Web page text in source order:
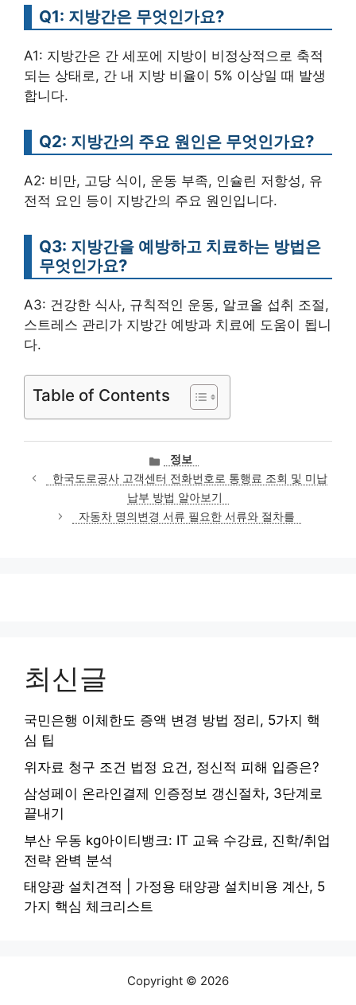
Q1: 지방간은 무엇인가요?
A1: 지방간은 간 세포에 지방이 비정상적으로 축적
되는 상태로, 간 내 지방 비율이 5% 이상일 때 발생
합니다.
Q2: 지방간의 주요 원인은 무엇인가요?
A2: 비만, 고당 식이, 운동 부족, 인슐린 저항성, 유
전적 요인 등이 지방간의 주요 원인입니다.
Q3: 지방간을 예방하고 치료하는 방법은
무엇인가요?
A3: 건강한 식사, 규칙적인 운동, 알코올 섭취 조절,
스트레스 관리가 지방간 예방과 치료에 도움이 됩니
다.
Table of Contents
카
테
고
리
정보
한국도로공사 고객센터 전화번호로 통행료 조회 및 미납
납부 방법 알아보기
자동차 명의변경 서류 필요한 서류와 절차를
최신글
국민은행 이체한도 증액 변경 방법 정리, 5가지 핵
심 팁
위자료 청구 조건 법정 요건, 정신적 피해 입증은?
삼성페이 온라인결제 인증정보 갱신절차, 3단계로
끝내기
부산 우동 kg아이티뱅크: IT 교육 수강료, 진학/취업
전략 완벽 분석
태양광 설치견적 | 가정용 태양광 설치비용 계산, 5
가지 핵심 체크리스트
Copyright © 2026